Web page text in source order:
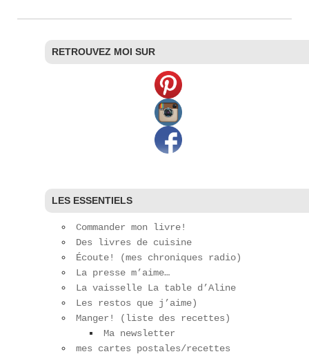
RETROUVEZ MOI SUR
LES ESSENTIELS
Commander mon livre!
Des livres de cuisine
Écoute! (mes chroniques radio)
La presse m’aime…
La vaisselle La table d’Aline
Les restos que j’aime)
Manger! (liste des recettes)
Ma newsletter
mes cartes postales/recettes